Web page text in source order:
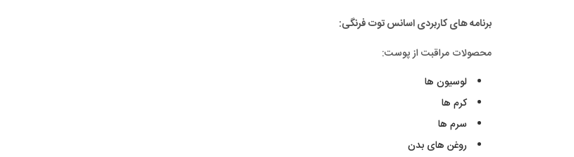
برنامه های کاربردی اسانس توت فرنگی:
محصولات مراقبت از پوست:
لوسیون ها
کرم ها
سرم ها
روغن های بدن